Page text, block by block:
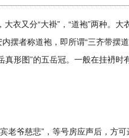
衣又分“大褂”，“道袍”两种。
摆者称道袍，即所谓“三齐带摆
形图”的五岳冠。一般在挂袇
老爷慈悲”，等号房应声后，方